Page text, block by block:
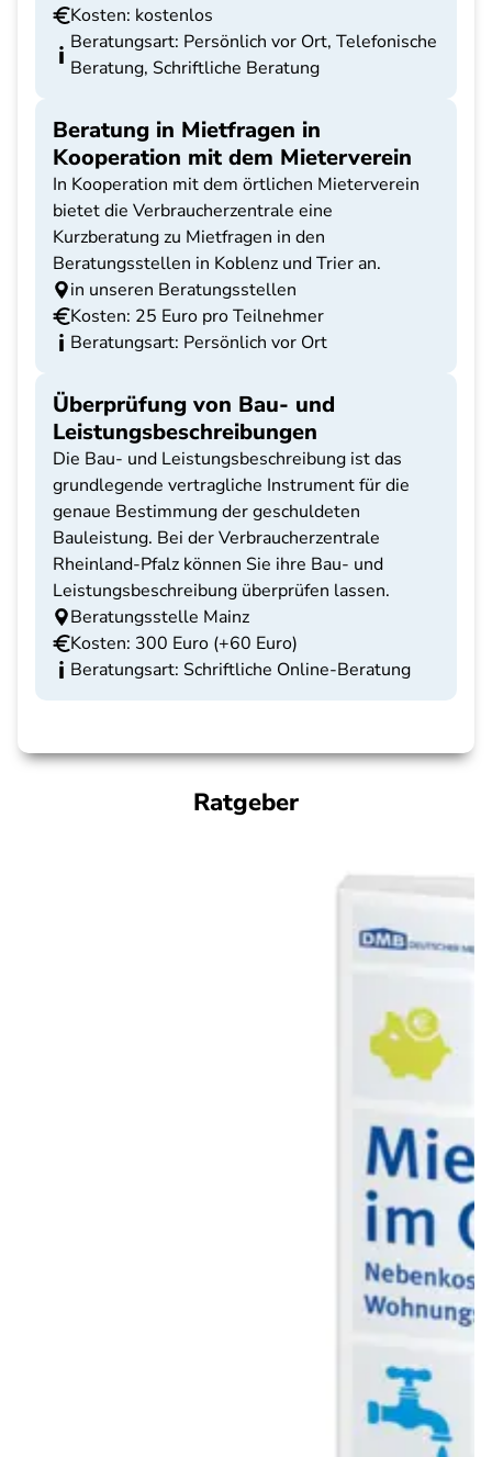
Kosten: kostenlos
Beratungsart: Persönlich vor Ort, Telefonische
Beratung, Schriftliche Beratung
Beratung in Mietfragen in
Kooperation mit dem Mieterverein
In Kooperation mit dem örtlichen Mieterverein
bietet die Verbraucherzentrale eine
Kurzberatung zu Mietfragen in den
Beratungsstellen in Koblenz und Trier an.
in unseren Beratungsstellen
Kosten: 25 Euro pro Teilnehmer
Beratungsart: Persönlich vor Ort
Überprüfung von Bau- und
Leistungsbeschreibungen
Die Bau- und Leistungsbeschreibung ist das
grundlegende vertragliche Instrument für die
genaue Bestimmung der geschuldeten
Bauleistung. Bei der Verbraucherzentrale
Rheinland-Pfalz können Sie ihre Bau- und
Leistungsbeschreibung überprüfen lassen.
Beratungsstelle Mainz
Kosten: 300 Euro (+60 Euro)
Beratungsart: Schriftliche Online-Beratung
Ratgeber